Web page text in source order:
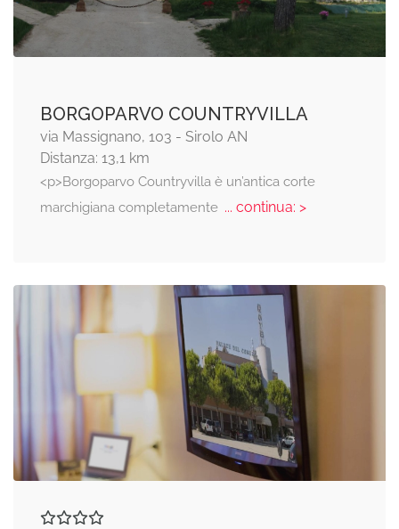
BORGOPARVO COUNTRYVILLA
via Massignano, 103 - Sirolo AN
Distanza: 13,1 km
<p>Borgoparvo Countryvilla è un’antica corte
marchigiana completamente... continua: >